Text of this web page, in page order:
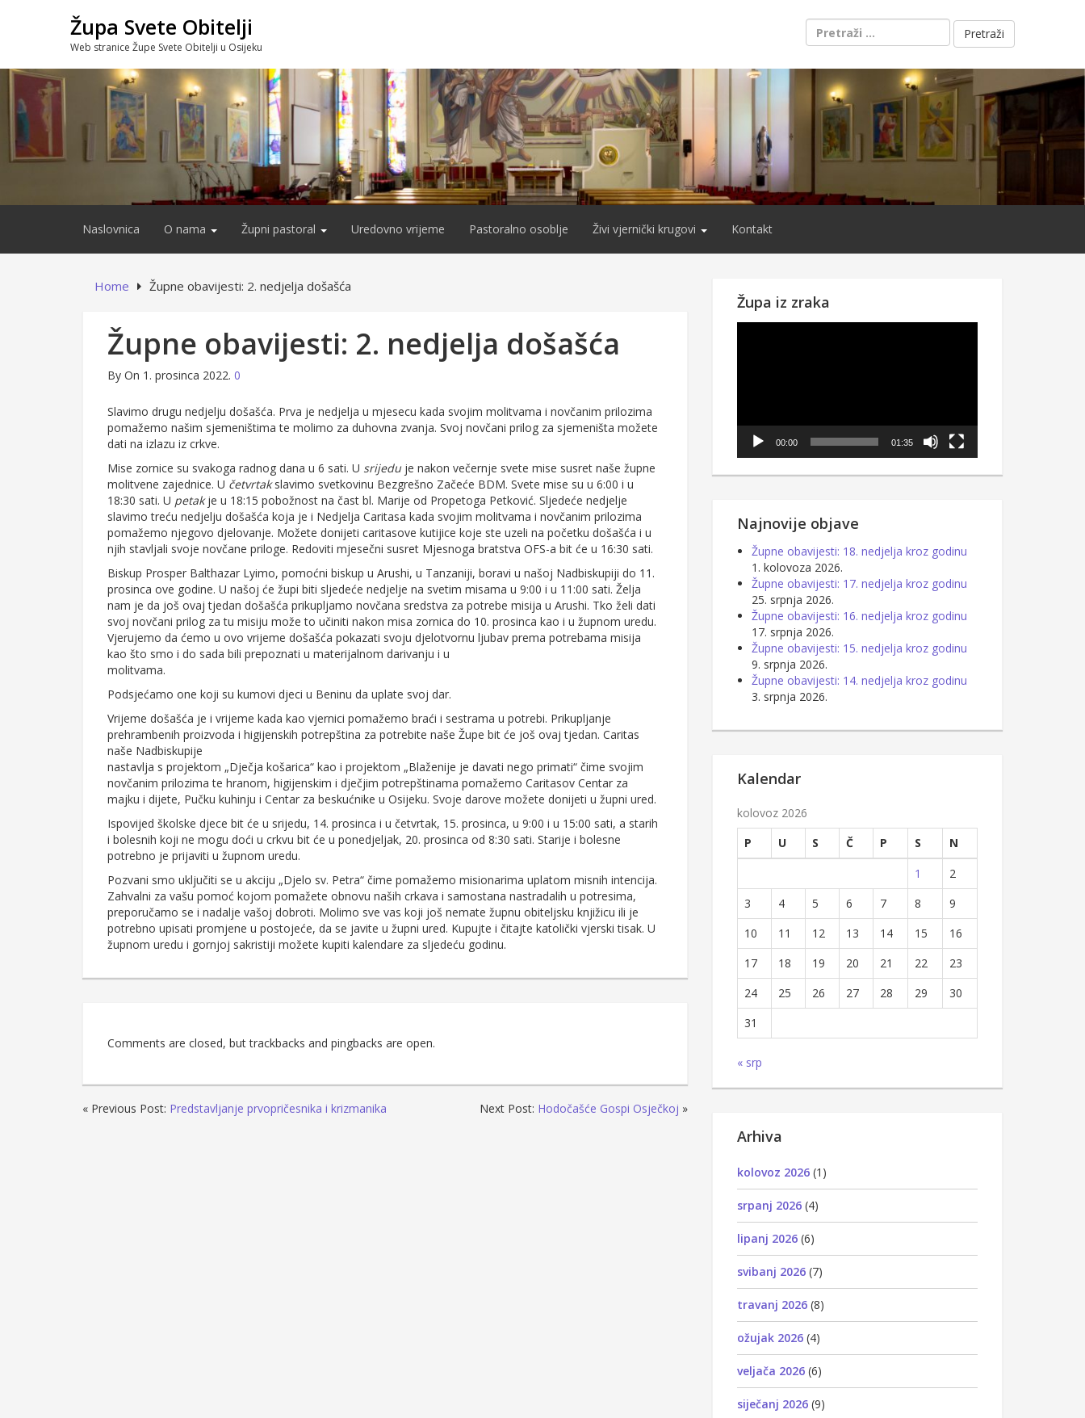
Župa Svete Obitelji
Web stranice Župe Svete Obitelji u Osijeku
Pretraži:
Naslovnica O nama Župni pastoral Uredovno vrijeme Pastoralno osoblje Živi vjernički krugovi Kontakt
Home Župne obavijesti: 2. nedjelja došašća
Župne obavijesti: 2. nedjelja došašća
By On 1. prosinca 2022. 0
Slavimo drugu nedjelju došašća. Prva je nedjelja u mjesecu kada svojim molitvama i novčanim prilozima
pomažemo našim sjemeništima te molimo za duhovna zvanja. Svoj novčani prilog za sjemeništa možete
dati na izlazu iz crkve.
Mise zornice su svakoga radnog dana u 6 sati. U srijedu je nakon večernje svete mise susret naše župne
molitvene zajednice. U četvrtakslavimo svetkovinu Bezgrešno Začeće BDM. Svete mise su u 6:00 i u
18:30 sati. U petakje u 18:15 pobožnost na čast bl. Marije od Propetoga Petković. Sljedeće nedjelje
slavimo treću nedjelju došašća koja je i Nedjelja Caritasa kada svojim molitvama i novčanim prilozima
pomažemo njegovo djelovanje. Možete donijeti caritasove kutijice koje ste uzeli na početku došašća i u
njih stavljali svoje novčane priloge. Redoviti mjesečni susret Mjesnoga bratstva OFS-a bit će u 16:30 sati.
Biskup Prosper Balthazar Lyimo, pomoćni biskup u Arushi, u Tanzaniji, boravi u našoj Nadbiskupiji do 11.
prosinca ove godine. U našoj će župi biti sljedeće nedjelje na svetim misama u 9:00 i u 11:00 sati. Želja
nam je da još ovaj tjedan došašća prikupljamo novčana sredstva za potrebe misija u Arushi. Tko želi dati
svoj novčani prilog za tu misiju može to učiniti nakon misa zornica do 10. prosinca kao i u župnom uredu.
Vjerujemo da ćemo u ovo vrijeme došašća pokazati svoju djelotvornu ljubav prema potrebama misija
kao što smo i do sada bili prepoznati u materijalnom darivanju i u
molitvama.
Podsjećamo one koji su kumovi djeci u Beninu da uplate svoj dar.
Vrijeme došašća je i vrijeme kada kao vjernici pomažemo braći i sestrama u potrebi. Prikupljanje
prehrambenih proizvoda i higijenskih potrepština za potrebite naše Župe bit će još ovaj tjedan. Caritas
naše Nadbiskupije
nastavlja s projektom „Dječja košarica“ kao i projektom „Blaženije je davati nego primati“ čime svojim
novčanim prilozima te hranom, higijenskim i dječjim potrepštinama pomažemo Caritasov Centar za
majku i dijete, Pučku kuhinju i Centar za beskućnike u Osijeku. Svoje darove možete donijeti u župni ured.
Ispovijed školske djece bit će u srijedu, 14. prosinca i u četvrtak, 15. prosinca, u 9:00 i u 15:00 sati, a starih
i bolesnih koji ne mogu doći u crkvu bit će u ponedjeljak, 20. prosinca od 8:30 sati. Starije i bolesne
potrebno je prijaviti u župnom uredu.
Pozvani smo uključiti se u akciju „Djelo sv. Petra“ čime pomažemo misionarima uplatom misnih intencija.
Zahvalni za vašu pomoć kojom pomažete obnovu naših crkava i samostana nastradalih u potresima,
preporučamo se i nadalje vašoj dobroti. Molimo sve vas koji još nemate župnu obiteljsku knjižicu ili je
potrebno upisati promjene u postojeće, da se javite u župni ured. Kupujte i čitajte katolički vjerski tisak. U
župnom uredu i gornjoj sakristiji možete kupiti kalendare za sljedeću godinu.
Comments are closed, but trackbacks and pingbacks are open.
« Previous Post: Predstavljanje prvopričesnika i krizmanika Next Post: Hodočašće Gospi Osječkoj »
Župa iz zraka
00:00 01:35
Najnovije objave
Župne obavijesti: 18. nedjelja kroz godinu
1. kolovoza 2026.
Župne obavijesti: 17. nedjelja kroz godinu
25. srpnja 2026.
Župne obavijesti: 16. nedjelja kroz godinu
17. srpnja 2026.
Župne obavijesti: 15. nedjelja kroz godinu
9. srpnja 2026.
Župne obavijesti: 14. nedjelja kroz godinu
3. srpnja 2026.
Kalendar
kolovoz 2026
P
U S Č P S
N
1
2
3
4 5 6 7 8
9
10
11 12 13 14 15
16
17
18 19 20 21 22
23
24
25 26 27 28 29
30
31
« srp
Arhiva
kolovoz 2026 (1)
srpanj 2026 (4)
lipanj 2026 (6)
svibanj 2026 (7)
travanj 2026 (8)
ožujak 2026 (4)
veljača 2026 (6)
siječanj 2026 (9)